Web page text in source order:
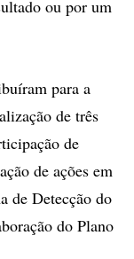
ou por um
para a
de três
de
de ações em
de Detecção do
do Plano